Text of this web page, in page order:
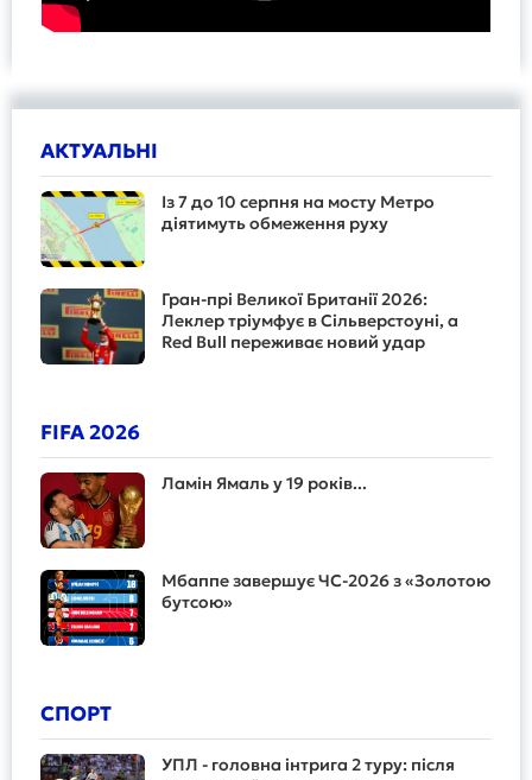
АКТУАЛЬНІ
Із 7 до 10 серпня на мосту Метро
діятимуть обмеження руху
Гран-прі Великої Британії 2026:
Леклер тріумфує в Сільверстоуні, а
Red Bull переживає новий удар
FIFA 2026
Ламін Ямаль у 19 років...
Мбаппе завершує ЧС-2026 з «Золотою
бутсою»
СПОРТ
УПЛ - головна інтрига 2 туру: після